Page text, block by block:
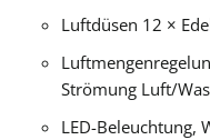
Luftdüsen 12 ×
Strömung Luft/
LED-Beleuchtung,